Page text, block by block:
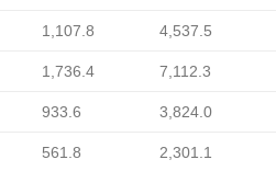
1,107.8 4,537.5
1,736.4 7,112.3
933.6 3,824.0
561.8 2,301.1